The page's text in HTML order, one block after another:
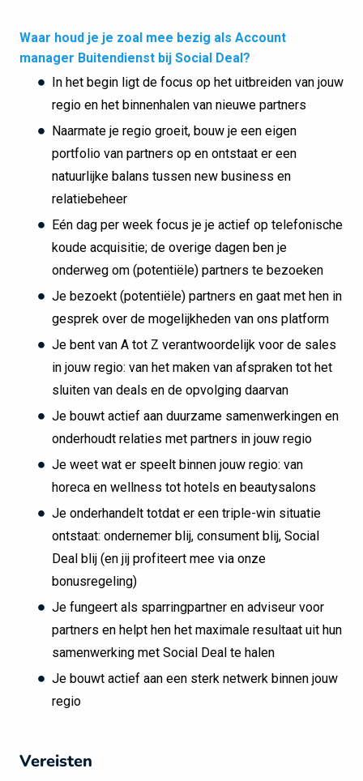
Waar houd je je zoal mee bezig als Account
manager Buitendienst bij Social Deal?
In het begin ligt de focus op het uitbreiden van jouw
regio en het binnenhalen van nieuwe partners
Naarmate je regio groeit, bouw je een eigen
portfolio van partners op en ontstaat er een
natuurlijke balans tussen new business en
relatiebeheer
Eén dag per week focus je je actief op telefonische
koude acquisitie; de overige dagen ben je
onderweg om (potentiële) partners te bezoeken
Je bezoekt (potentiële) partners en gaat met hen in
gesprek over de mogelijkheden van ons platform
Je bent van A tot Z verantwoordelijk voor de sales
in jouw regio: van het maken van afspraken tot het
sluiten van deals en de opvolging daarvan
Je bouwt actief aan duurzame samenwerkingen en
onderhoudt relaties met partners in jouw regio
Je weet wat er speelt binnen jouw regio: van
horeca en wellness tot hotels en beautysalons
Je onderhandelt totdat er een triple-win situatie
ontstaat: ondernemer blij, consument blij, Social
Deal blij (en jij profiteert mee via onze
bonusregeling)
Je fungeert als sparringpartner en adviseur voor
partners en helpt hen het maximale resultaat uit hun
samenwerking met Social Deal te halen
Je bouwt actief aan een sterk netwerk binnen jouw
regio
Vereisten